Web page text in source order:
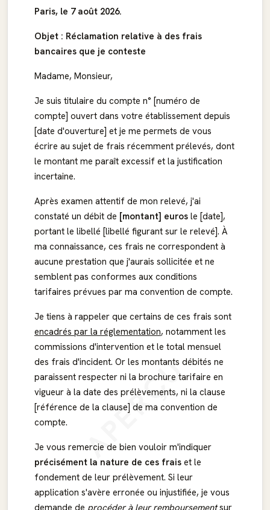
APERÇU
Paris, le 7 août 2026.
Objet : Réclamation relative à des frais
bancaires que je conteste
Madame, Monsieur,
Je suis titulaire du compte n° [numéro de
compte] ouvert dans votre établissement depuis
[date d'ouverture] et je me permets de vous
écrire au sujet de frais récemment prélevés, dont
le montant me paraît excessif et la justification
incertaine.
Après examen attentif de mon relevé, j'ai
constaté un débit de [montant] euros le [date],
portant le libellé [libellé figurant sur le relevé]. À
ma connaissance, ces frais ne correspondent à
aucune prestation que j'aurais sollicitée et ne
semblent pas conformes aux conditions
tarifaires prévues par ma convention de compte.
Je tiens à rappeler que certains de ces frais sont
encadrés par la réglementation, notamment les
commissions d'intervention et le total mensuel
des frais d'incident. Or les montants débités ne
paraissent respecter ni la brochure tarifaire en
vigueur à la date des prélèvements, ni la clause
[référence de la clause] de ma convention de
compte.
Je vous remercie de bien vouloir m'indiquer
précisément la nature de ces frais et le
fondement de leur prélèvement. Si leur
application s'avère erronée ou injustifiée, je vous
demande de procéder à leur remboursementsur